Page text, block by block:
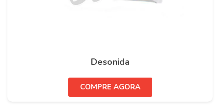
Desonida
COMPRE AGORA